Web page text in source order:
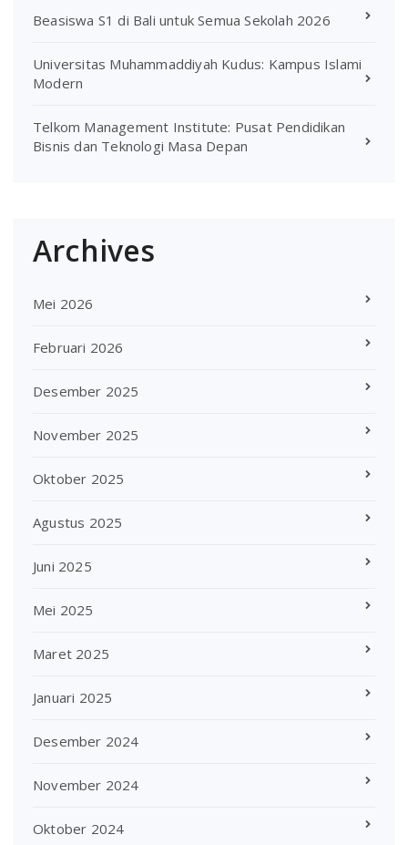
Beasiswa S1 di Bali untuk Semua Sekolah 2026
Universitas Muhammaddiyah Kudus: Kampus Islami
Modern
Telkom Management Institute: Pusat Pendidikan
Bisnis dan Teknologi Masa Depan
Archives
Mei 2026
Februari 2026
Desember 2025
November 2025
Oktober 2025
Agustus 2025
Juni 2025
Mei 2025
Maret 2025
Januari 2025
Desember 2024
November 2024
Oktober 2024